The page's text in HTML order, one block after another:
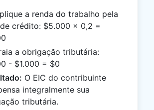
a renda do trabalho pela
crédito: $5.000 × 0,2 =
a obrigação tributária:
- $1.000 = $0
O EIC do contribuinte
integralmente sua
tributária.